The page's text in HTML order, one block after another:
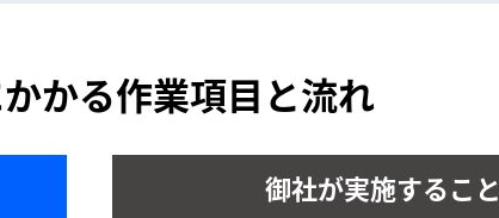
かる作業項目と流れ
御社が実施すること